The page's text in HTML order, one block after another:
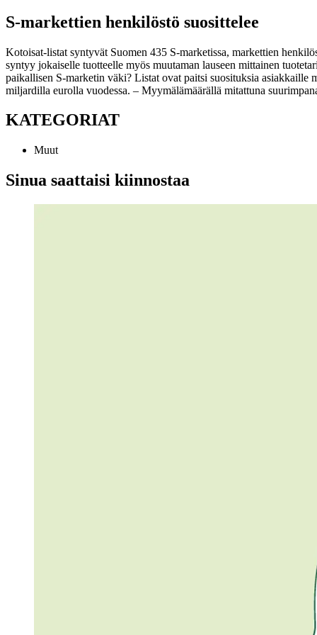
S-markettien henkilöstö suosittelee
Kotoisat-listat syntyvät Suomen 435 S-marketissa, markettien
syntyy jokaiselle tuotteelle myös muutaman lauseen mittainen
paikallisen S-marketin väki? Listat ovat paitsi suosituksia
miljardilla eurolla vuodessa. – Myymälämäärällä mitattuna
KATEGORIAT
Muut
Sinua saattaisi kiinnostaa